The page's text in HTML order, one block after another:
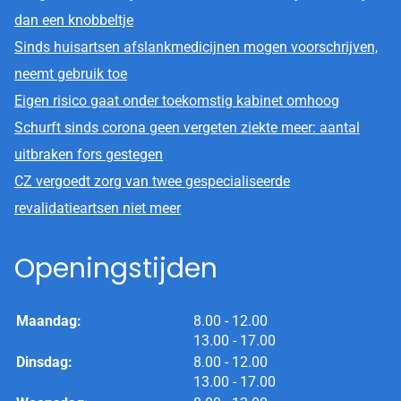
dan een knobbeltje
Sinds huisartsen afslankmedicijnen mogen voorschrijven,
neemt gebruik toe
Eigen risico gaat onder toekomstig kabinet omhoog
Schurft sinds corona geen vergeten ziekte meer: aantal
uitbraken fors gestegen
CZ vergoedt zorg van twee gespecialiseerde
revalidatieartsen niet meer
Openingstijden
Maandag: 8.00 tot
- 12.00
13.00 tot
- 17.00
Dinsdag:
8.00 tot
- 12.00
13.00 tot
- 17.00